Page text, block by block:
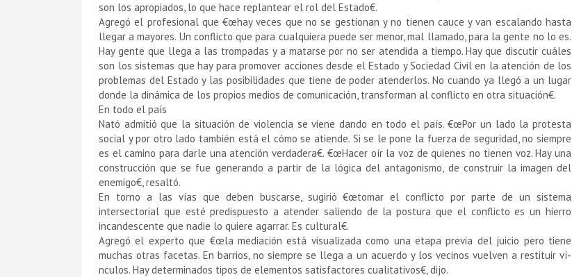
son los apropiados, lo que hace replantear el rol del Estado€.
Agregó el profesional que €œhay veces que no se gestionan y no tienen cauce y van escalando hasta
llegar a mayores. Un conflicto que para cualquiera puede ser menor, mal llamado, para la gente no lo es.
Hay gente que llega a las trompadas y a matarse por no ser atendida a tiempo. Hay que discutir cuáles
son los sistemas que hay para promover acciones desde el Estado y Sociedad Civil en la atención de los
problemas del Estado y las posibilidades que tiene de poder atenderlos. No cuando ya llegó a un lugar
donde la dinámica de los propios medios de comunicación, transforman al conflicto en otra situación€.
En todo el paí­s
Nató admitió que la situación de violencia se viene dando en todo el paí­s. €œPor un lado la protesta
social y por otro lado también está el cómo se atiende. Si se le pone la fuerza de seguridad, no siempre
es el camino para darle una atención verdadera€. €œHacer oí­r la voz de quienes no tienen voz. Hay una
construcción que se fue generando a partir de la lógica del antagonismo, de construir la imagen del
enemigo€, resaltó.
En torno a las ví­as que deben buscarse, sugirió €œtomar el conflicto por parte de un sistema
intersectorial que esté predispuesto a atender saliendo de la postura que el conflicto es un hierro
incandescente que nadie lo quiere agarrar. Es cultural€.
Agregó el experto que €œla mediación está visualizada como una etapa previa del juicio pero tiene
muchas otras facetas. En barrios, no siempre se llega a un acuerdo y los vecinos vuelven a restituir ví­
nculos. Hay determinados tipos de elementos satisfactores cualitativos€, dijo.